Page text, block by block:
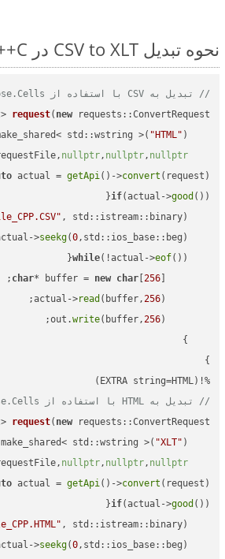
نحوه تبدیل CSV to XLT در C++: مثال کد گام به گام
// تبدیل به CSV با استفاده از Aspose.Cells
request( new
"HTML"
    requestFile,
nullptr, nullptr, nullptr
actual = getApi()->convert (request);
if(actual->good
, std::istream::binary)
seekg(0
while(!actual->eof
char* buffer = new char[ 256
read (buffer,256
write(buffer,256
%!(EXTRA string=HTML)
// تبدیل به HTML با استفاده از Aspose.Cells
request( new
"XLT"
    requestFile,
nullptr, nullptr, nullptr
actual = getApi()->convert (request);
if(actual->good
, std::istream::binary)
seekg(0